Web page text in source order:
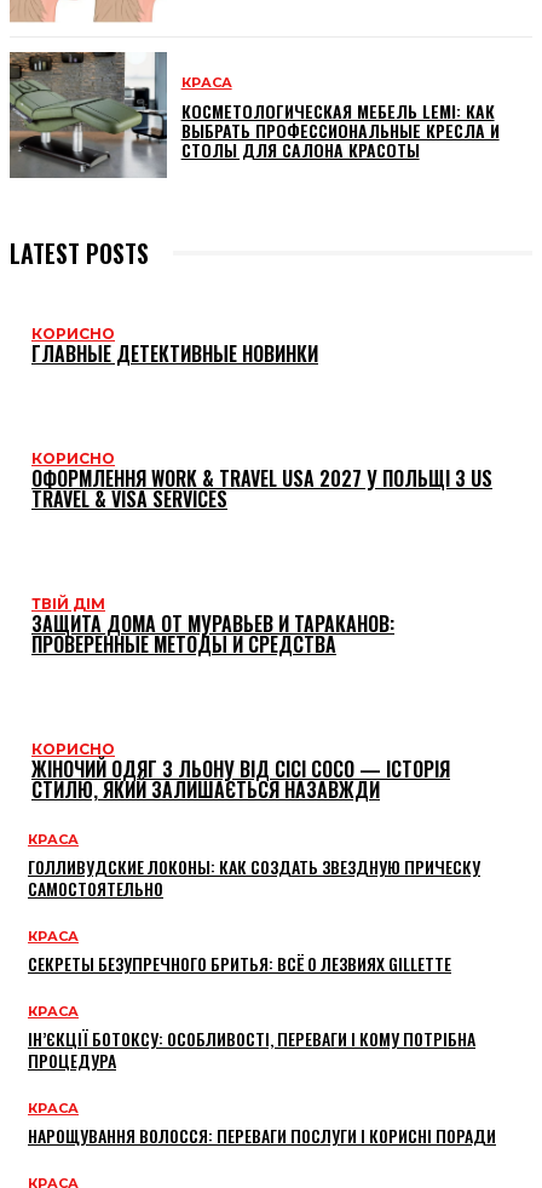
КРАСА
КОСМЕТОЛОГИЧЕСКАЯ МЕБЕЛЬ LEMI: КАК
ВЫБРАТЬ ПРОФЕССИОНАЛЬНЫЕ КРЕСЛА И
СТОЛЫ ДЛЯ САЛОНА КРАСОТЫ
LATEST POSTS
КОРИСНО
ГЛАВНЫЕ ДЕТЕКТИВНЫЕ НОВИНКИ
КОРИСНО
ОФОРМЛЕННЯ WORK & TRAVEL USA 2027 У ПОЛЬЩІ З US
TRAVEL & VISA SERVICES
ТВІЙ ДІМ
ЗАЩИТА ДОМА ОТ МУРАВЬЕВ И ТАРАКАНОВ:
ПРОВЕРЕННЫЕ МЕТОДЫ И СРЕДСТВА
КОРИСНО
ЖІНОЧИЙ ОДЯГ З ЛЬОНУ ВІД CICI COCO — ІСТОРІЯ
СТИЛЮ, ЯКИЙ ЗАЛИШАЄТЬСЯ НАЗАВЖДИ
КРАСА
ГОЛЛИВУДСКИЕ ЛОКОНЫ: КАК СОЗДАТЬ ЗВЕЗДНУЮ ПРИЧЕСКУ
САМОСТОЯТЕЛЬНО
КРАСА
СЕКРЕТЫ БЕЗУПРЕЧНОГО БРИТЬЯ: ВСЁ О ЛЕЗВИЯХ GILLETTE
КРАСА
ІН’ЄКЦІЇ БОТОКСУ: ОСОБЛИВОСТІ, ПЕРЕВАГИ І КОМУ ПОТРІБНА
ПРОЦЕДУРА
КРАСА
НАРОЩУВАННЯ ВОЛОССЯ: ПЕРЕВАГИ ПОСЛУГИ І КОРИСНІ ПОРАДИ
КРАСА